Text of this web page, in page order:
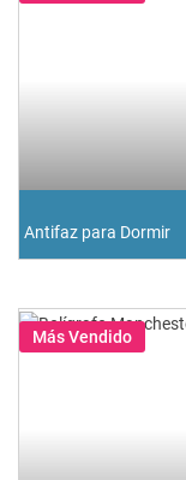
Antifaz para Dormir
Más Vendido